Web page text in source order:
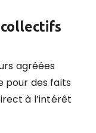
agréées
pour des faits
à l’intérêt